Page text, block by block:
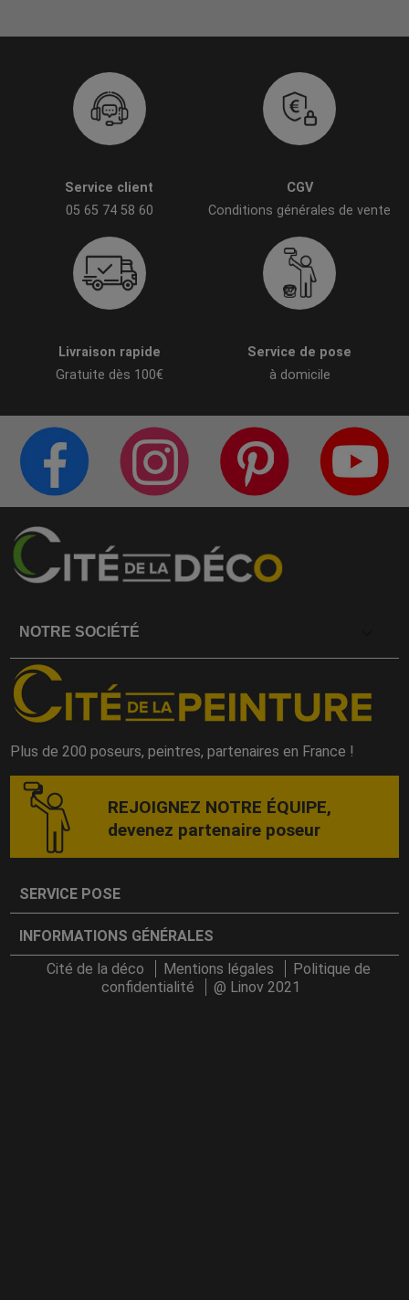
Service client
05 65 74 58 60
CGV
Conditions générales de vente
Livraison rapide
Gratuite dès 100€
Service de pose
à domicile
PAGE FACEBOOK
CITÉ DE LA DÉCO
COMPTE INSTAGRAM
CITÉ DE LA DÉCO
PAGE
CITÉ DE LA
NOTRE SOCIÉTÉ
Plus de 200 poseurs, peintres, partenaires en France !
REJOIGNEZ NOTRE ÉQUIPE,
devenez partenaire poseur
SERVICE POSE
INFORMATIONS GÉNÉRALES
Cité de la déco
Mentions légales
Politique de
confidentialité
@ Linov 2021